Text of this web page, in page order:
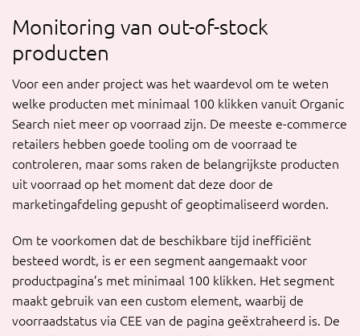
Monitoring van out-of-stock
producten
Voor een ander project was het waardevol om te weten
welke producten met minimaal 100 klikken vanuit Organic
Search niet meer op voorraad zijn. De meeste e-commerce
retailers hebben goede tooling om de voorraad te
controleren, maar soms raken de belangrijkste producten
uit voorraad op het moment dat deze door de
marketingafdeling gepusht of geoptimaliseerd worden.
Om te voorkomen dat de beschikbare tijd inefficiënt
besteed wordt, is er een segment aangemaakt voor
productpagina’s met minimaal 100 klikken. Het segment
maakt gebruik van een custom element, waarbij de
voorraadstatus via CEE van de pagina geëxtraheerd is. De